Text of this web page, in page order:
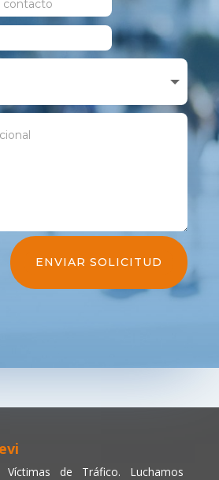
ENVIAR SOLICITUD
de Tráfico. Luchamos